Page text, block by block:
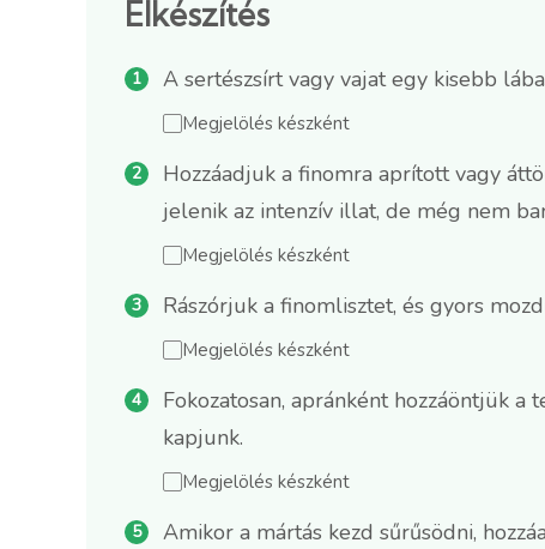
Elkészítés
A sertészsírt vagy vajat egy kisebb
Megjelölés készként
Hozzáadjuk a finomra aprított vagy
jelenik az intenzív illat, de még nem
Megjelölés készként
Rászórjuk a finomlisztet, és gyors
Megjelölés készként
Fokozatosan, apránként hozzáöntjük
kapjunk.
Megjelölés készként
Amikor a mártás kezd sűrűsödni,